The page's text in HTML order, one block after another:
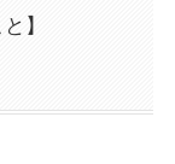
】